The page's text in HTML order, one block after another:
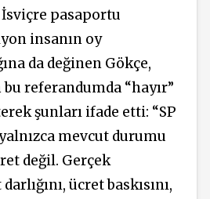
pasaportu
insanın oy
da değinen Gökçe,
referandumda “hayır”
şunları ifade etti: “SP
mevcut durumu
değil. Gerçek
ücret baskısını,